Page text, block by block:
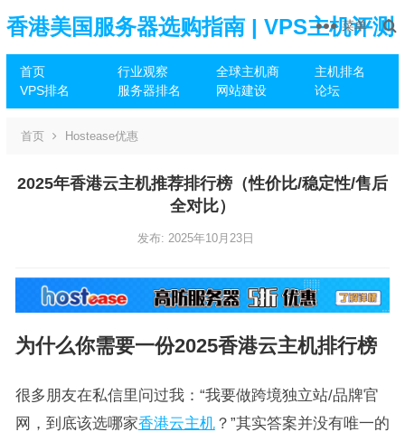
香港美国服务器选购指南 | VPS主机评测
推荐
首页 行业观察 全球主机商
主机排名
VPS排名
服务器排名 网站建设 论坛
菜单
首页 Hostease优惠
2025年香港云主机推荐排行榜（性价比/稳定性/售后
全对比）
发布: 2025年10月23日
为什么你需要一份2025香港云主机排行榜
很多朋友在私信里问过我：“我要做跨境独立站/品牌官
网，到底该选哪家香港云主机？”其实答案并没有唯一的